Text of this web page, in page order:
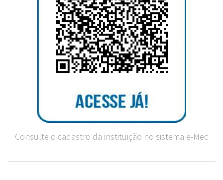
Consulte o cadastro da instituição no sistema e-Mec